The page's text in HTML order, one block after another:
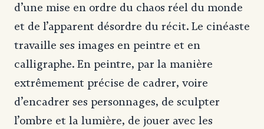
d’une mise en ordre du chaos réel du monde
et de l’apparent désordre du récit. Le cinéaste
travaille ses images en peintre et en
calligraphe. En peintre, par la manière
extrêmement précise de cadrer, voire
d’encadrer ses personnages, de sculpter
l’ombre et la lumière, de jouer avec les